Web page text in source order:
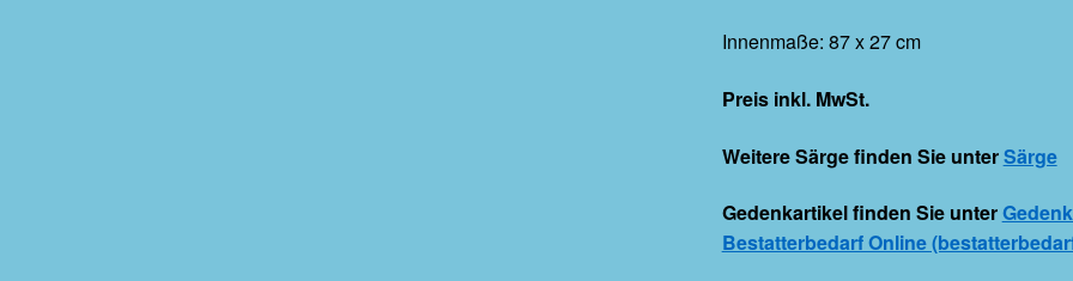
Innenmaße: 87 x 27 cm
Preis inkl. MwSt.
Weitere Särge finden Sie unterSärge
Gedenkartikelfinden Sie unter
Bestatterbedarf Online